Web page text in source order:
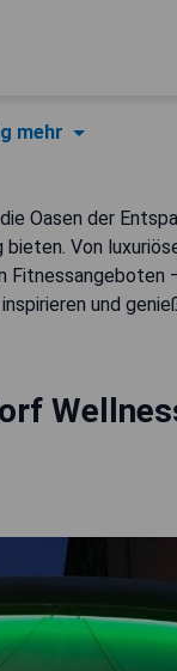
mehr
Oasen der
Von
und